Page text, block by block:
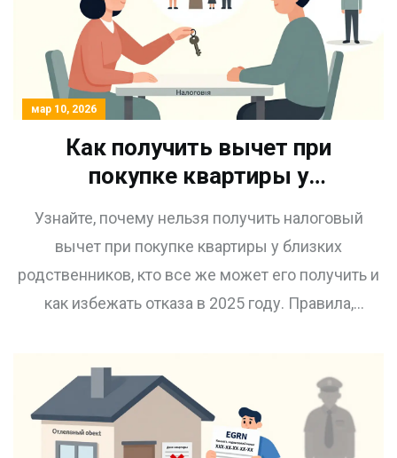
мар 10, 2026
Как получить вычет при
покупке квартиры у
ограничения 2025 года
Узнайте, почему нельзя получить налоговый
вычет при покупке квартиры у близких
родственников, кто все же может его получить и
как избежать отказа в 2025 году. Правила,